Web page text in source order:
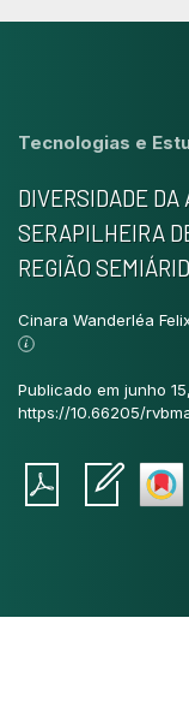
Tecnologias e
DIVERSIDADE
SERAPILHEIRA
REGIÃO
Cinara Wanderléa
Publicado em junho
https://10.66205/